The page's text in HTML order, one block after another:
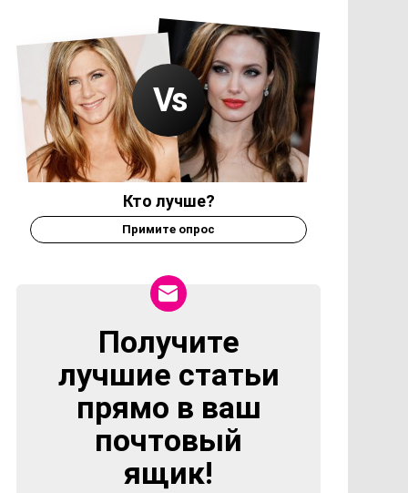
Кто лучше?
Примите опрос
NEWSLETTER
Получите
лучшие статьи
прямо в ваш
почтовый
ящик!